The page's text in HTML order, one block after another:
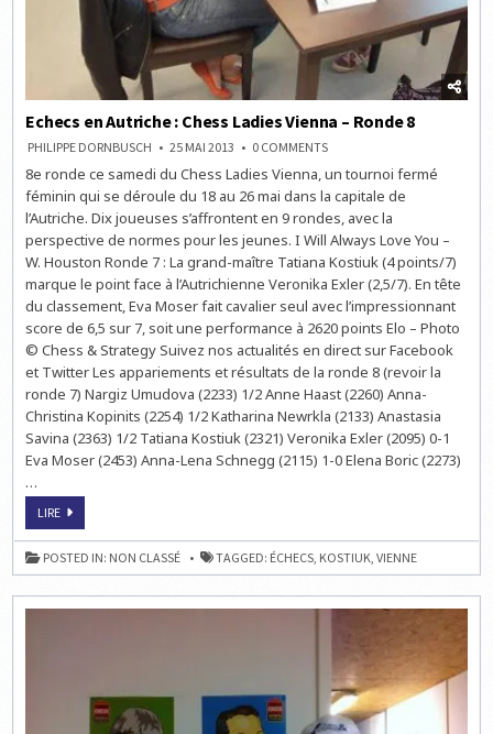
Echecs en Autriche : Chess Ladies Vienna – Ronde 8
PHILIPPE DORNBUSCH 25 MAI 2013 0 COMMENTSON
EN
AUTRICHE
:
LADIES
VIENNA
–
RONDE
8
8e ronde ce samedi du Chess Ladies Vienna, un tournoi fermé
féminin qui se déroule du 18 au 26 mai dans la capitale de
l’Autriche. Dix joueuses s’affrontent en 9 rondes, avec la
perspective de normes pour les jeunes. I Will Always Love You –
W. Houston Ronde 7 : La grand-maître Tatiana Kostiuk (4 points/7)
marque le point face à l’Autrichienne Veronika Exler (2,5/7). En tête
du classement, Eva Moser fait cavalier seul avec l’impressionnant
score de 6,5 sur 7, soit une performance à 2620 points Elo – Photo
© Chess & Strategy Suivez nos actualités en direct sur Facebook
et Twitter Les appariements et résultats de la ronde 8 (revoir la
ronde 7) Nargiz Umudova (2233) 1/2 Anne Haast (2260) Anna-
Christina Kopinits (2254) 1/2 Katharina Newrkla (2133) Anastasia
Savina (2363) 1/2 Tatiana Kostiuk (2321) Veronika Exler (2095) 0-1
Eva Moser (2453) Anna-Lena Schnegg (2115) 1-0 Elena Boric (2273)
…
LIREECHECS
AUTRICHE
:
CHESS
LADIES
POSTED IN: NON CLASSÉ TAGGED: ÉCHECS KOSTIUK ,VIENNE